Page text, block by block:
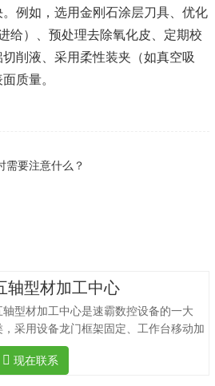
例如，选用金刚石涂层刀具、优化
给）、预处理去除氧化皮、定期校
削液、采用柔性装夹（如真空吸
质量。
需要注意什么？
轴型材加工中心
轴型材加工中心是速霸数控设备的一大
，采用设备龙门框架固定、工作台移动加
方法、五轴五联动加工工艺、铣削.镗削.
削.攻丝.雕刻和其他加工功能。五轴型材
现在联系